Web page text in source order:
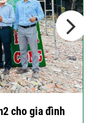
cho gia đình